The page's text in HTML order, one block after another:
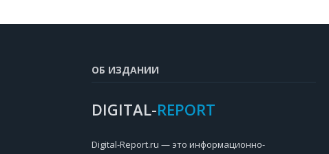
ОБ ИЗДАНИИ
DIGITAL-REPORT
Digital-Report.ru — это информационно-